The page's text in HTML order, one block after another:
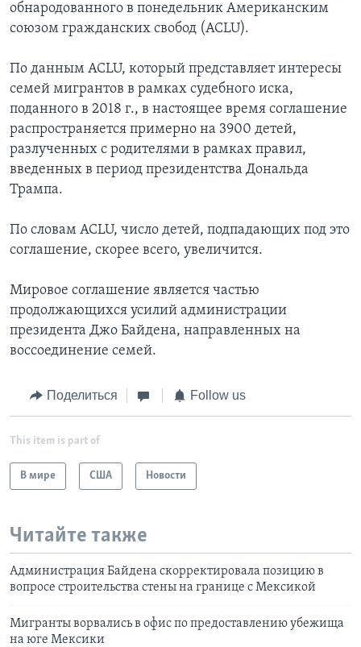
обнародованного в понедельник Американским
союзом гражданских свобод (ACLU).
По данным ACLU, который представляет интересы
семей мигрантов в рамках судебного иска,
поданного в 2018 г., в настоящее время соглашение
распространяется примерно на 3900 детей,
разлученных с родителями в рамках правил,
введенных в период президентства Дональда
Трампа.
По словам ACLU, число детей, подпадающих под это
соглашение, скорее всего, увеличится.
Мировое соглашение является частью
продолжающихся усилий администрации
президента Джо Байдена, направленных на
воссоединение семей.
Поделиться Follow us
This item is part of
В мире США Новости
Читайте также
Администрация Байдена скорректировала позицию в
вопросе строительства стены на границе с Мексикой
Мигранты ворвались в офис по предоставлению убежища
на юге Мексики